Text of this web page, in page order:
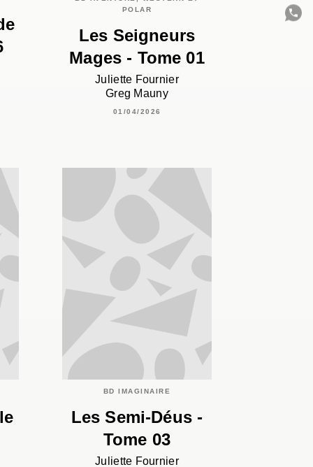
POLAR
Les Seigneurs
Mages - Tome 01
Juliette Fournier
Greg Mauny
01/04/2026
BD IMAGINAIRE
Les Semi-Déus -
Tome 03
Juliette Fournier